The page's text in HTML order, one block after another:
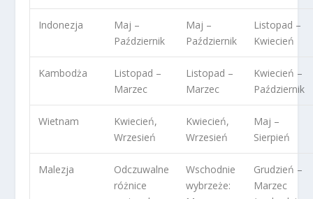
Indonezja
Maj –
Październik
Maj –
Październik
Listopad –
Kwiecień
Kambodża
Listopad –
Marzec
Listopad –
Marzec
Kwiecień –
Październik
Wietnam
Kwiecień,
Wrzesień
Kwiecień,
Wrzesień
Maj –
Sierpień
Malezja
Odczuwalne
różnice
Wschodnie
wybrzeże:
Grudzień –
Marzec